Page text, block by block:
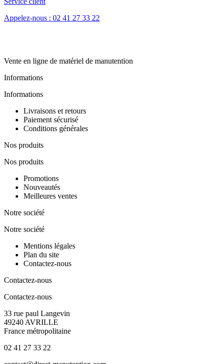
Appelez-nous : 02 41 27 33 22
Vente en ligne de matériel de manutention
Informations
Informations
Livraisons et retours
Paiement sécurisé
Conditions générales
Nos produits
Nos produits
Promotions
Nouveautés
Meilleures ventes
Notre société
Notre société
Mentions légales
Plan du site
Contactez-nous
Contactez-nous
Contactez-nous
33 rue paul Langevin
49240 AVRILLE
France métropolitaine
02 41 27 33 22